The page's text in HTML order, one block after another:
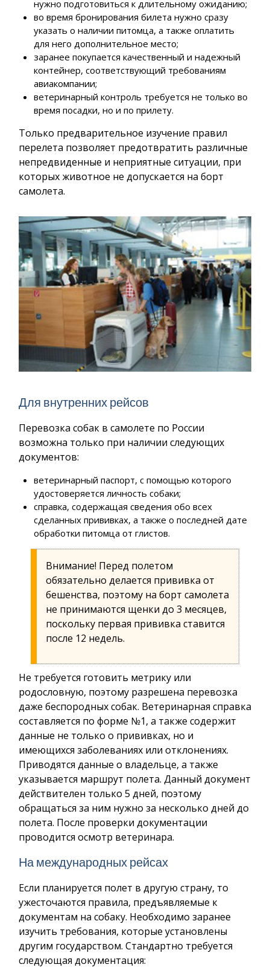
нужно подготовиться к длительному ожиданию;
во время бронирования билета нужно сразу
указать о наличии питомца, а также оплатить
для него дополнительное место;
заранее покупается качественный и надежный
контейнер, соответствующий требованиям
авиакомпании;
ветеринарный контроль требуется не только во
время посадки, но и по прилету.
Только предварительное изучение правил
перелета позволяет предотвратить различные
непредвиденные и неприятные ситуации, при
которых животное не допускается на борт
самолета.
Для внутренних рейсов
Перевозка собак в самолете по России
возможна только при наличии следующих
документов:
ветеринарный паспорт, с помощью которого
удостоверяется личность собаки;
справка, содержащая сведения обо всех
сделанных прививках, а также о последней дате
обработки питомца от глистов.
Внимание! Перед полетом
обязательно делается прививка от
бешенства, поэтому на борт самолета
не принимаются щенки до 3 месяцев,
поскольку первая прививка ставится
после 12 недель.
Не требуется готовить метрику или
родословную, поэтому разрешена перевозка
даже беспородных собак. Ветеринарная справка
составляется по форме №1, а также содержит
данные не только о прививках, но и
имеющихся заболеваниях или отклонениях.
Приводятся данные о владельце, а также
указывается маршрут полета. Данный документ
действителен только 5 дней, поэтому
обращаться за ним нужно за несколько дней до
полета. После проверки документации
проводится осмотр ветеринара.
На международных рейсах
Если планируется полет в другую страну, то
ужесточаются правила, предъявляемые к
документам на собаку. Необходимо заранее
изучить требования, которые установлены
другим государством. Стандартно требуется
следующая документация: